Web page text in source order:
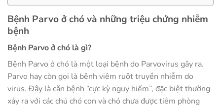
Bệnh Parvo ở chó và những triệu chứng nhiễm
bệnh
Bệnh Parvo ở chó là gì?
Bệnh Parvo ở chó là một loại bệnh do Parvovirus gây ra.
Parvo hay còn gọi là bệnh viêm ruột truyền nhiễm do
virus. Đây là căn bệnh “cực kỳ nguy hiểm”, đặc biệt thường
xảy ra với các chú chó con và chó chưa được tiêm phòng